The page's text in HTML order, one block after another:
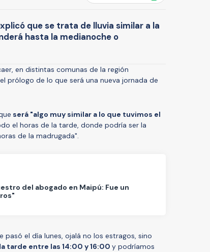
que se trata de lluvia similar a la
hasta la medianoche o
en distintas comunas de la región
prólogo de lo que será una nueva jornada de
será "algo muy similar a lo que tuvimos el
el horas de la tarde, donde podría ser la
de la madrugada".
del abogado en Maipú: Fue un
el día lunes, ojalá no los estragos, sino
tarde entre las 14:00 y 16:00 y podríamos